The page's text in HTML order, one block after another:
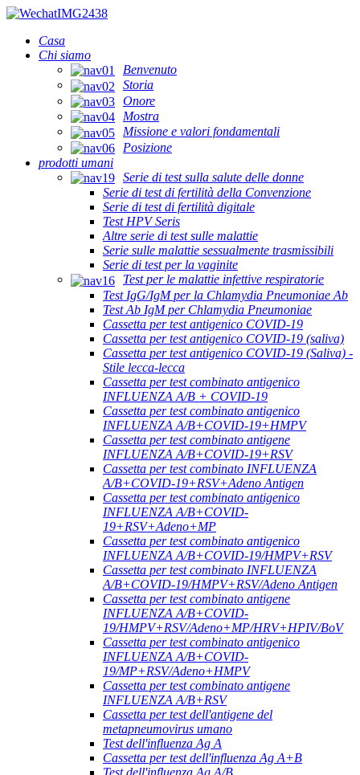
Casa
Chi siamo
Benvenuto
Storia
Onore
Mostra
Missione e valori fondamentali
Posizione
prodotti umani
Serie di test sulla salute delle donne
Serie di test di fertilità della Convenzione
Serie di test di fertilità digitale
Test HPV Seris
Altre serie di test sulle malattie
Serie sulle malattie sessualmente trasmissibili
Serie di test per la vaginite
Test per le malattie infettive respiratorie
Test IgG/IgM per la Chlamydia Pneumoniae Ab
Test Ab IgM per Chlamydia Pneumoniae
Cassetta per test antigenico COVID-19
Cassetta per test antigenico COVID-19 (saliva)
Cassetta per test antigenico COVID-19 (Saliva) -
Stile lecca-lecca
Cassetta per test combinato antigenico
INFLUENZA A/B + COVID-19
Cassetta per test combinato antigenico
INFLUENZA A/B+COVID-19+HMPV
Cassetta per test combinato antigene
INFLUENZA A/B+COVID-19+RSV
Cassetta per test combinato INFLUENZA
A/B+COVID-19+RSV+Adeno Antigen
Cassetta per test combinato antigenico
INFLUENZA A/B+COVID-
19+RSV+Adeno+MP
Cassetta per test combinato antigenico
INFLUENZA A/B+COVID-19/HMPV+RSV
Cassetta per test combinato INFLUENZA
A/B+COVID-19/HMPV+RSV/Adeno Antigen
Cassetta per test combinato antigene
INFLUENZA A/B+COVID-
19/HMPV+RSV/Adeno+MP/HRV+HPIV/BoV
Cassetta per test combinato antigenico
INFLUENZA A/B+COVID-
19/MP+RSV/Adeno+HMPV
Cassetta per test combinato antigene
INFLUENZA A/B+RSV
Cassetta per test dell'antigene del
metapneumovirus umano
Test dell'influenza Ag A
Cassetta per test dell'influenza Ag A+B
Test dell'influenza Ag A/B